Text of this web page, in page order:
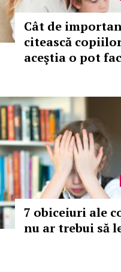
Cât de
citească
aceştia o pot
7 obiceiuri ale
nu ar trebui să